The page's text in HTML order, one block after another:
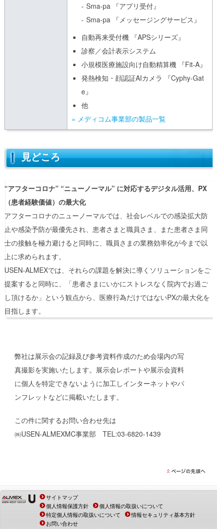
Sma-pa 『アプリ受付』
Sma-pa 『メッセージングサービス』
自動再来受付機 『APSシリーズ』
診察／会計表示システム
小規模医療施設向け自動精算機 『Fit-A』
発熱検知・顔認証AIカメラ 『Cyphy-Gat
e』
他
» メディコム事業部の製品一覧
見どころ
“アフターコロナ” “ニューノーマル” に対応するデジタル活用、PX
（患者経験価値）の最大化
アフターコロナのニューノーマルでは、社会レベルでの感染拡大防
止や感染予防が最優先され、患者さまと職員さま、また患者さま同
士の接触を極力避けると同時に、職員さまの業務効率化が今まで以
上に求められます。
USEN-ALMEXでは、それらの課題を解決に導くソリューションをご
提案すると同時に、「患者さまにいかにストレスなく院内でお過ご
し頂けるか」という観点から、医療行為だけではないPXの最大化を
目指します。
弊社は展示会の記録及び参考資料作成のため会場内の写
真撮影を実施いたします。展示会レポートや展示会資料
に個人を特定できないように加工しインターネットやパ
ンフレットなどに掲載いたします。
この件に関するお問い合わせ先は
㈱USEN-ALMEXMC事業部 TEL:03-6820-1439
サイトマップ
個人情報保護方針
個人情報の取扱いについて
特定個人情報の取扱いについて
情報セキュリティ基本方針
お問い合わせ